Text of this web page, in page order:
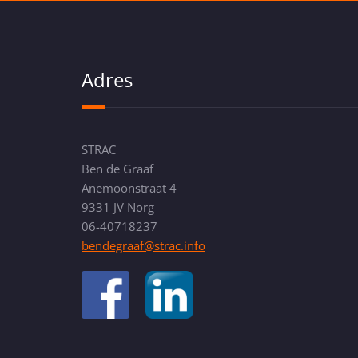
Adres
STRAC
Ben de Graaf
Anemoonstraat 4
9331 JV Norg
06-40718237
bendegraaf@strac.info